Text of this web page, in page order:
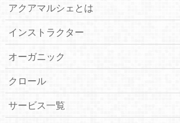
アクアマルシェとは
インストラクター
オーガニック
クロール
サービス一覧